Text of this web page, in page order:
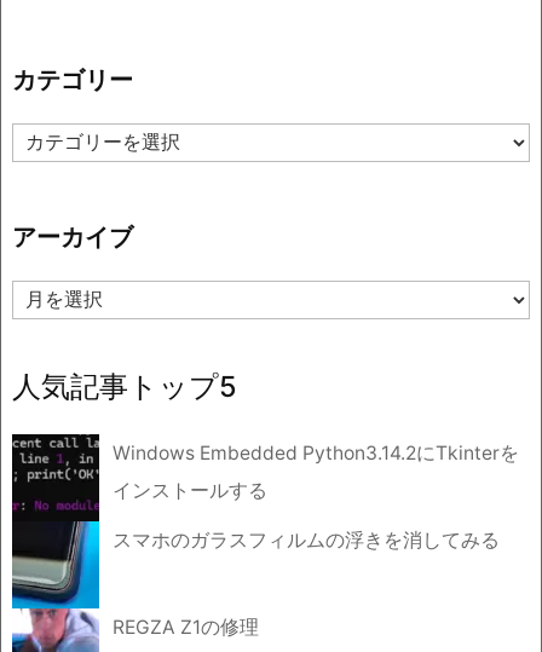
カテゴリー
カ
テ
ー
アーカイブ
ア
ー
イ
ブ
人気記事トップ5
Windows Embedded Python3.14.2にTkinterを
インストールする
スマホのガラスフィルムの浮きを消してみる
REGZA Z1の修理